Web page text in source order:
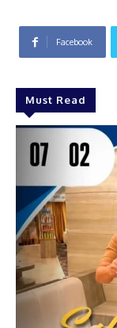
Facebook
Must Read